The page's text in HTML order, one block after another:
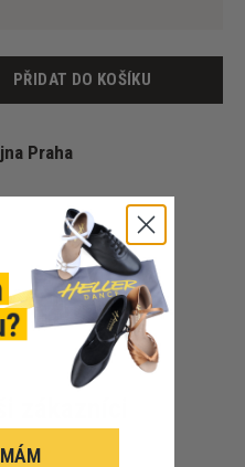
PŘIDAT DO KOŠÍKU
Praha
zákazníci